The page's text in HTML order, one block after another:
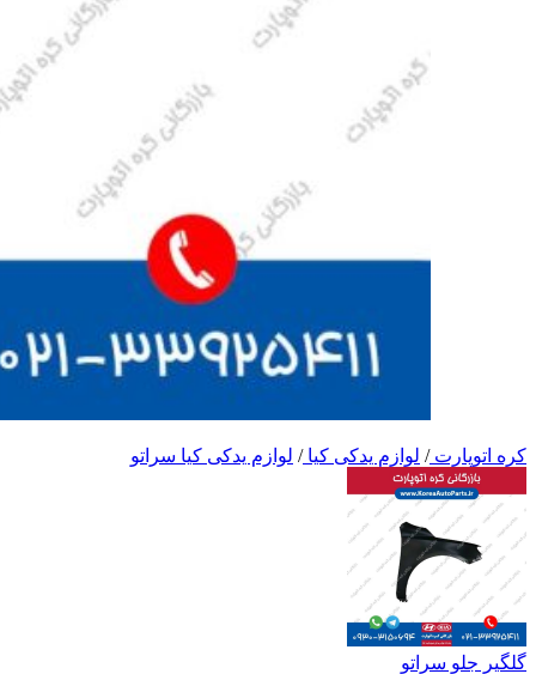
کره اتوپارت/ لوازم یدکی کیا/ لوازم یدکی کیا سراتو
گلگیر جلو سراتو